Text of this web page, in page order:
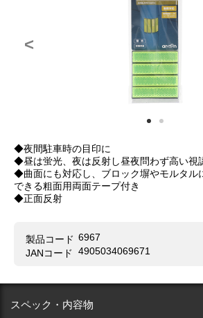
<
◆夜間駐車時の目印に
◆昼は蛍光、夜は反射し昼夜問わず高い視
◆曲面にも対応し、ブロック塀やモルタル
できる粗面用両面テープ付き
◆正面反射
製品コード 6967
JANコード
4905034069671
スペック・内容物